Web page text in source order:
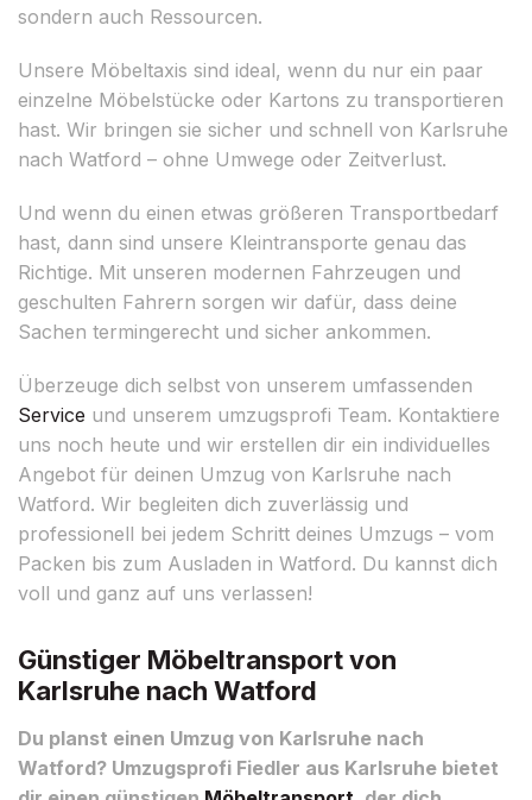
sondern auch Ressourcen.
Unsere Möbeltaxis sind ideal, wenn du nur ein paar
einzelne Möbelstücke oder Kartons zu transportieren
hast. Wir bringen sie sicher und schnell von Karlsruhe
nach Watford – ohne Umwege oder Zeitverlust.
Und wenn du einen etwas größeren Transportbedarf
hast, dann sind unsere Kleintransporte genau das
Richtige. Mit unseren modernen Fahrzeugen und
geschulten Fahrern sorgen wir dafür, dass deine
Sachen termingerecht und sicher ankommen.
Überzeuge dich selbst von unserem umfassenden
Service und unserem umzugsprofi Team. Kontaktiere
uns noch heute und wir erstellen dir ein individuelles
Angebot für deinen Umzug von Karlsruhe nach
Watford. Wir begleiten dich zuverlässig und
professionell bei jedem Schritt deines Umzugs – vom
Packen bis zum Ausladen in Watford. Du kannst dich
voll und ganz auf uns verlassen!
Günstiger Möbeltransport von
Karlsruhe nach Watford
Du planst einen Umzug von Karlsruhe nach
Watford? Umzugsprofi Fiedler aus Karlsruhe bietet